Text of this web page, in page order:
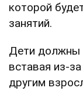
которой
занятий.
Дети должны
вставая из-
другим